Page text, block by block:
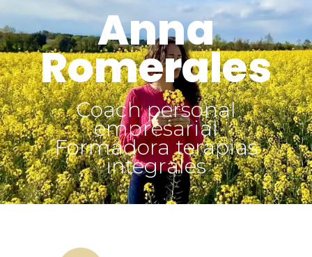
Anna
Romerales
Coach personal
empresarial
Formadora terapias
integrales